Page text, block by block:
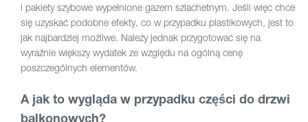
i pakiety szybowe wypełnione gazem szlachetnym. Jeśli więc chce
się uzyskać podobne efekty, co w przypadku plastikowych, jest to
jak najbardziej możliwe. Należy jednak przygotować się na
wyraźnie większy wydatek ze względu na ogólną cenę
poszczególnych elementów.
A jak to wygląda w przypadku części do drzwi
balkonowych?